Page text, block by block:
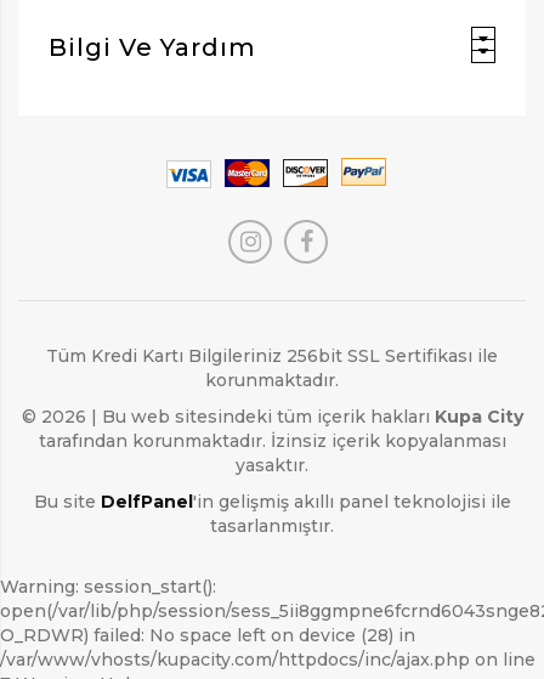
0 ₺
Bilgi Ve Yardım
Tüm Kredi Kartı Bilgileriniz 256bit SSL Sertifikası ile
korunmaktadır.
© 2026 | Bu web sitesindeki tüm içerik hakları Kupa City
tarafından korunmaktadır. İzinsiz içerik kopyalanması
yasaktır.
Bu site DelfPanel'in gelişmiş akıllı panel teknolojisi ile
tasarlanmıştır.
Warning: session_start():
open(/var/lib/php/session/
O_RDWR) failed: No space left on device (28) in
/var/www/vhosts/kupacity.com/httpdocs/inc/ajax.php on line